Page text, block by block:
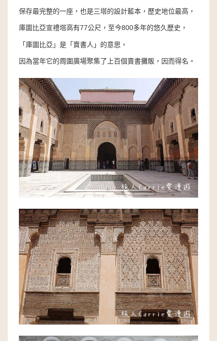
保存最完整的一座，也是三塔的設計藍本，歷史地位最高，
庫圖比亞宣禮塔高有77公尺，至今800多年的悠久歷史，
「庫圖比亞」是「賣書人」的意思，
因為當年它的周圍廣場聚集了上百個賣書攤販，因而得名。